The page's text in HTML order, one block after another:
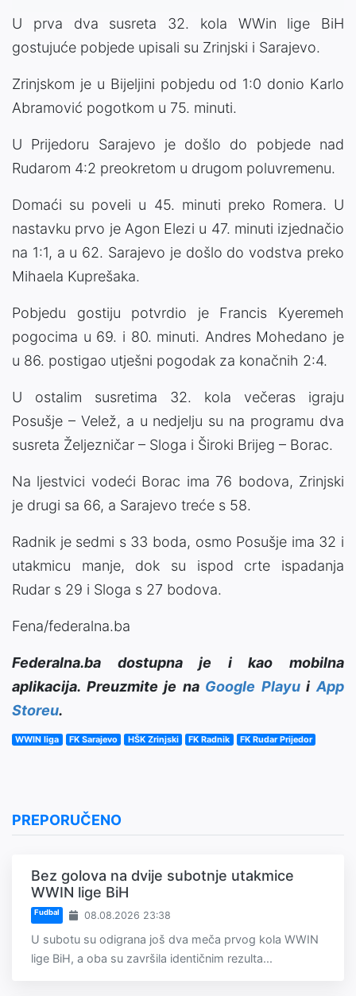
U prva dva susreta 32. kola WWin lige BiH
gostujuće pobjede upisali su Zrinjski i Sarajevo.
Zrinjskom je u Bijeljini pobjedu od 1:0 donio Karlo
Abramović pogotkom u 75. minuti.
U Prijedoru Sarajevo je došlo do pobjede nad
Rudarom 4:2 preokretom u drugom poluvremenu.
Domaći su poveli u 45. minuti preko Romera. U
nastavku prvo je Agon Elezi u 47. minuti izjednačio
na 1:1, a u 62. Sarajevo je došlo do vodstva preko
Mihaela Kuprešaka.
Pobjedu gostiju potvrdio je Francis Kyeremeh
pogocima u 69. i 80. minuti. Andres Mohedano je
u 86. postigao utješni pogodak za konačnih 2:4.
U ostalim susretima 32. kola večeras igraju
Posušje – Velež, a u nedjelju su na programu dva
susreta Željezničar – Sloga i Široki Brijeg – Borac.
Na ljestvici vodeći Borac ima 76 bodova, Zrinjski
je drugi sa 66, a Sarajevo treće s 58.
Radnik je sedmi s 33 boda, osmo Posušje ima 32 i
utakmicu manje, dok su ispod crte ispadanja
Rudar s 29 i Sloga s 27 bodova.
Fena/federalna.ba
Federalna.ba dostupna je i kao mobilna
aplikacija. Preuzmite je na Google PlayuiApp
Storeu.
WWIN liga FK Sarajevo HŠK Zrinjski FK Radnik FK Rudar Prijedor
PREPORUČENO
Bez golova na dvije subotnje utakmice
WWIN lige BiH
Fudbal 08.08.2026 23:38
U subotu su odigrana još dva meča prvog kola WWIN
lige BiH, a oba su završila identičnim rezulta...